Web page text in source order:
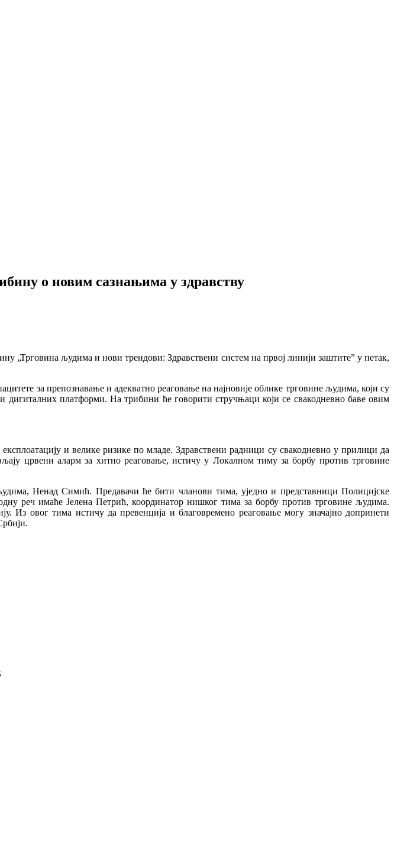
о новим сазнањима у здравству
људима и нови трендови: Здравствени систем на првој линији заштите” у петак,
за препознавање и адекватно реаговање на најновије облике трговине људима, који су
дигиталних платформи. На трибини ће говорити стручњаци који се свакодневно баве овим
и велике ризике по младе. Здравствени радници су свакодневно у прилици да
црвени аларм за хитно реаговање, истичу у Локалном тиму за борбу против трговине
Ненад Симић. Предавачи ће бити чланови тима, уједно и представници Полицијске
реч имаће Јелена Петрић, координатор нишког тима за борбу против трговине људима.
Из овог тима истичу да превенција и благовремено реаговање могу значајно допринети